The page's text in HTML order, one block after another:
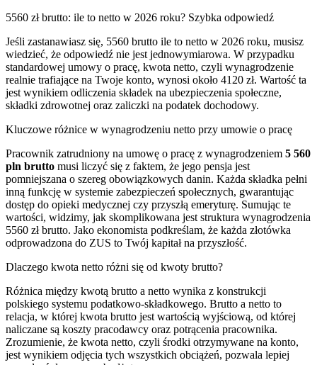
5560 zł brutto: ile to netto w 2026 roku? Szybka odpowiedź
Jeśli zastanawiasz się, 5560 brutto ile to netto w 2026 roku, musisz
wiedzieć, że odpowiedź nie jest jednowymiarowa. W przypadku
standardowej umowy o pracę, kwota netto, czyli wynagrodzenie
realnie trafiające na Twoje konto, wynosi około 4120 zł. Wartość ta
jest wynikiem odliczenia składek na ubezpieczenia społeczne,
składki zdrowotnej oraz zaliczki na podatek dochodowy.
Kluczowe różnice w wynagrodzeniu netto przy umowie o pracę
Pracownik zatrudniony na umowę o pracę z wynagrodzeniem 5 560
pln brutto musi liczyć się z faktem, że jego pensja jest
pomniejszana o szereg obowiązkowych danin. Każda składka pełni
inną funkcję w systemie zabezpieczeń społecznych, gwarantując
dostęp do opieki medycznej czy przyszłą emeryturę. Sumując te
wartości, widzimy, jak skomplikowana jest struktura wynagrodzenia
5560 zł brutto. Jako ekonomista podkreślam, że każda złotówka
odprowadzona do ZUS to Twój kapitał na przyszłość.
Dlaczego kwota netto różni się od kwoty brutto?
Różnica między kwotą brutto a netto wynika z konstrukcji
polskiego systemu podatkowo-składkowego. Brutto a netto to
relacja, w której kwota brutto jest wartością wyjściową, od której
naliczane są koszty pracodawcy oraz potrącenia pracownika.
Zrozumienie, że kwota netto, czyli środki otrzymywane na konto,
jest wynikiem odjęcia tych wszystkich obciążeń, pozwala lepiej